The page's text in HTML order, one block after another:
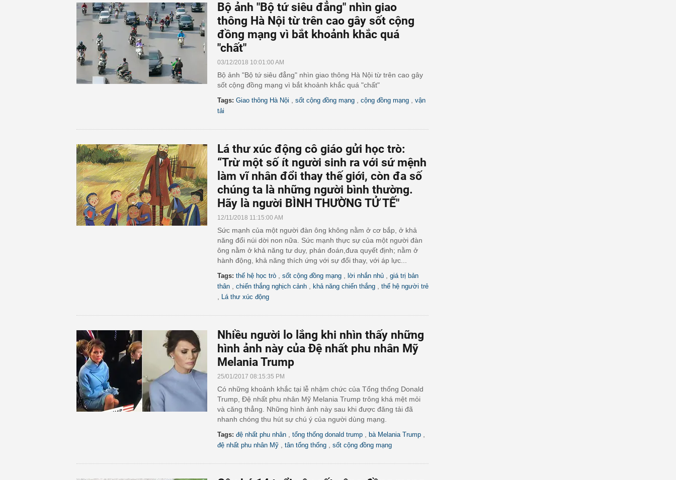
Bộ ảnh "Bộ tứ siêu đẳng" nhìn giao
thông Hà Nội từ trên cao gây sốt cộng
đồng mạng vì bắt khoảnh khắc quá
"chất"
03/12/2018 10:01:00 AM
Bộ ảnh "Bộ tứ siêu đẳng" nhìn giao thông Hà Nội từ trên cao gây
sốt cộng đồng mạng vì bắt khoảnh khắc quá "chất"
Tags: Giao thông Hà Nội sốt cộng đồng mạng cộng đồng mạng
vận
tải
Lá thư xúc động cô giáo gửi học trò:
“Trừ một số ít người sinh ra với sứ mệnh
làm vĩ nhân đổi thay thế giới, còn đa số
chúng ta là những người bình thường.
Hãy là người BÌNH THƯỜNG TỬ TẾ"
12/11/2018 11:15:00 AM
Sức mạnh của một người đàn ông không nằm ở cơ bắp, ở khả
năng đổi núi dời non nữa. Sức mạnh thực sự của một người đàn
ông nằm ở khả năng tư duy, phán đoán,đưa quyết định; nằm ở
hành động, khả năng thích ứng với sự đổi thay, với áp lực...
Tags: thế hệ học trò sốt cộng đồng mạng lời nhắn nhủ
giá trị bản
thân
chiến thắng nghịch cảnh khả năng chiến thắng thế hệ người trẻ
Lá thư xúc động
Nhiều người lo lắng khi nhìn thấy những
hình ảnh này của Đệ nhất phu nhân Mỹ
Melania Trump
25/01/2017 08:15:35 PM
Có những khoảnh khắc tại lễ nhậm chức của Tổng thống Donald
Trump, Đệ nhất phu nhân Mỹ Melania Trump trông khá mệt mỏi
và căng thẳng. Những hình ảnh này sau khi được đăng tải đã
nhanh chóng thu hút sự chú ý của người dùng mạng.
Tags: đệ nhất phu nhân tổng thống donald trump bà Melania Trump
đệ nhất phu nhân Mỹ tân tổng thống sốt cộng đồng mạng